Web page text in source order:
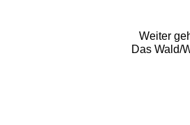
Weiter
Das Wald/